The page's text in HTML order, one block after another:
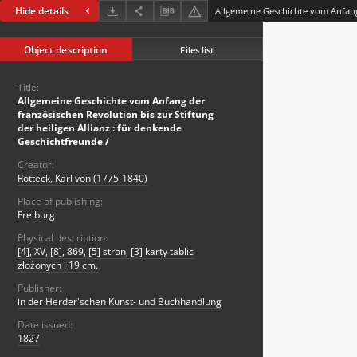
Hide details
Object description Files list
Title:
Allgemeine Geschichte vom Anfang der
französischen Revolution bis zur Stiftung
der heiligen Allianz : für denkende
Geschichtfreunde /
Creator:
Rotteck, Karl von (1775-1840)
Place of publishing:
Freiburg
Physical description:
[4], XV, [8], 869, [5] stron, [3] karty tablic
złożonych : 19 cm.
Publisher:
in der Herder'schen Kunst- und Buchhandlung
Date issued:
1827